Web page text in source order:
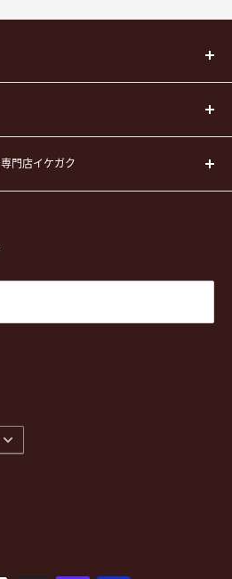
ー
門店イケガク
池袋3-23-5 芦沢ビル2F
5952-1392
/ 日,祝 11:00-18:00 (木曜定